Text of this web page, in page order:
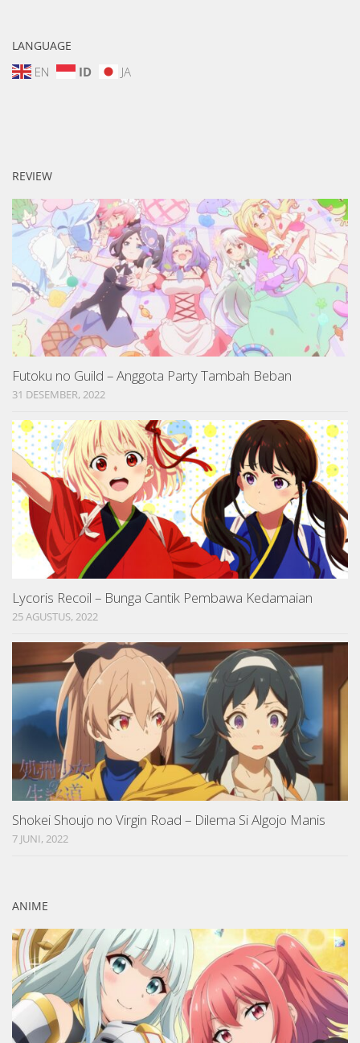
LANGUAGE
EN ID JA
REVIEW
Futoku no Guild – Anggota Party Tambah Beban
31 DESEMBER, 2022
Lycoris Recoil – Bunga Cantik Pembawa Kedamaian
25 AGUSTUS, 2022
Shokei Shoujo no Virgin Road – Dilema Si Algojo Manis
7 JUNI, 2022
ANIME